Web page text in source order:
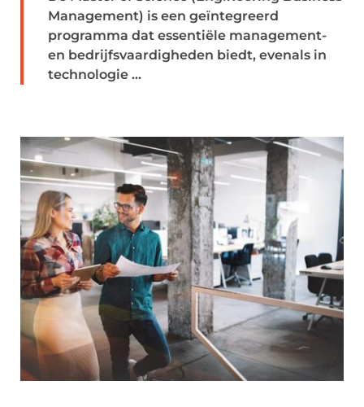
Management) is een geïntegreerd
programma dat essentiële management-
en bedrijfsvaardigheden biedt, evenals in
technologie ...